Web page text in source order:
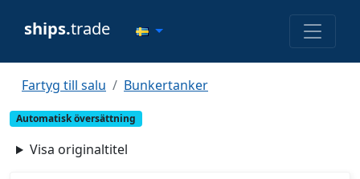
ships.trade
Fartyg till salu Bunkertanker
Automatisk översättning
Visa originaltitel